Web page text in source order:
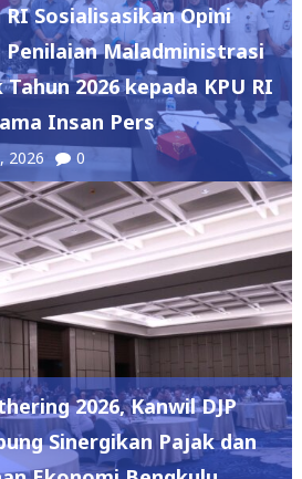
RI Sosialisasikan Opini
Penilaian Maladministrasi
2026 kepada KPU RI
Insan Pers
2026 0
2026, Kanwil DJP
Sinergikan Pajak dan